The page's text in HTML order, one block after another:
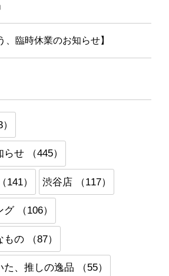
、臨時休業のお知らせ】
せ （445）
141） 渋谷店 （117）
（106）
の （87）
、推しの逸品 （55）